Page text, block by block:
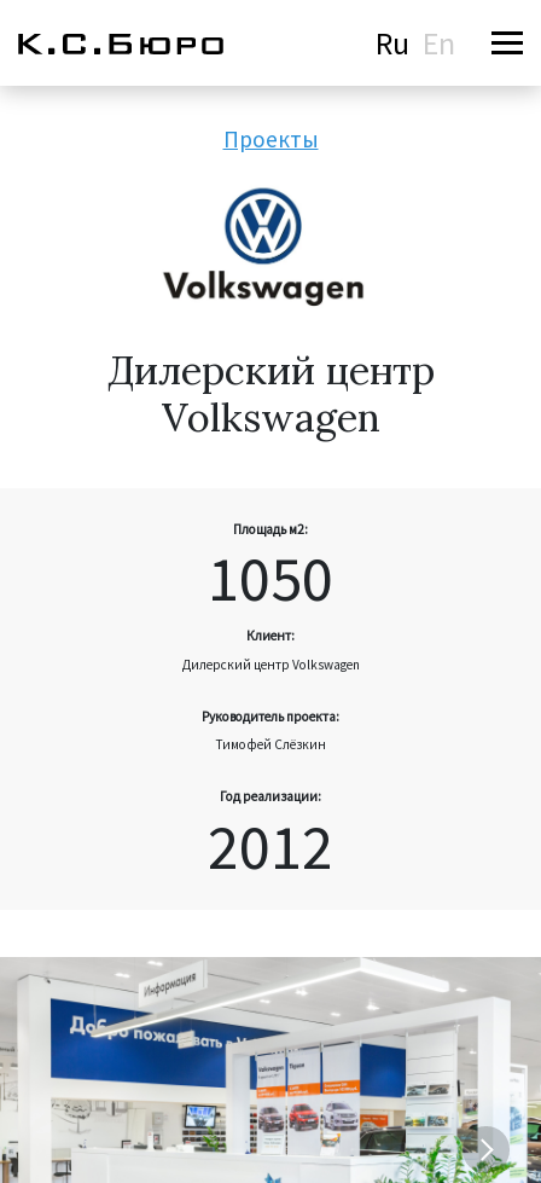
Ru En
Проекты
Дилерский центр
Volkswagen
Площадь м2:
1050
Клиент:
Дилерский центр Volkswagen
Руководитель проекта:
Тимофей Слёзкин
Год реализации:
2012